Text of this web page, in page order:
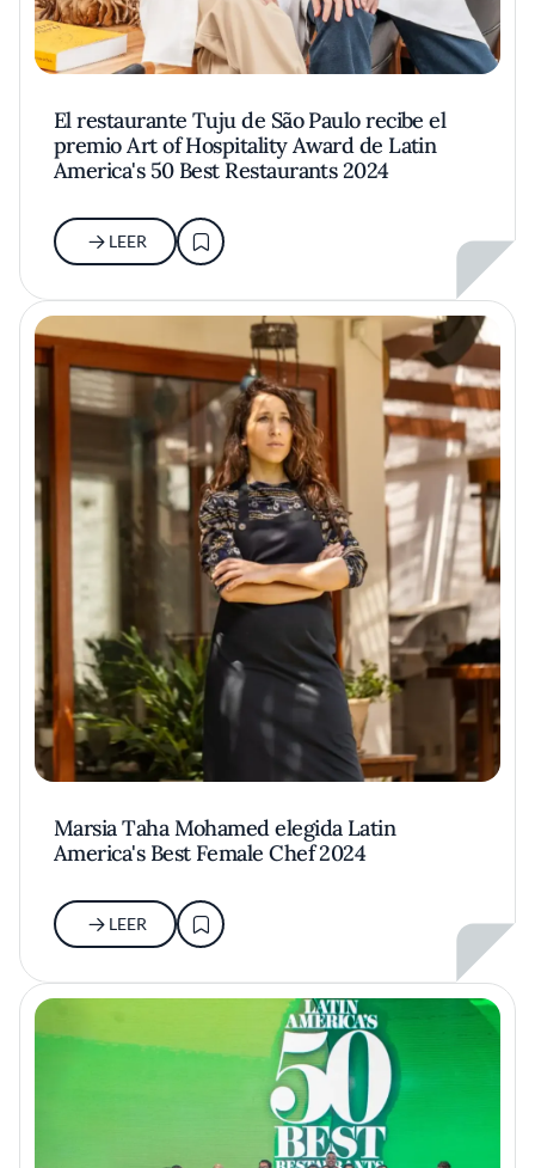
El restaurante Tuju de São Paulo recibe el
premio Art of Hospitality Award de Latin
America's 50 Best Restaurants 2024
LEER
Marsia Taha Mohamed elegida Latin
America's Best Female Chef 2024
LEER